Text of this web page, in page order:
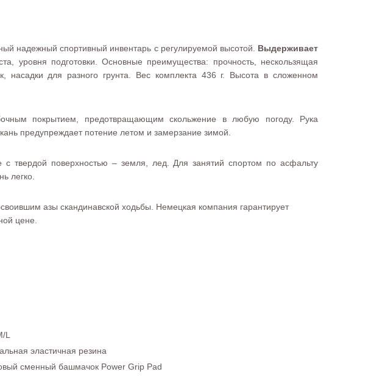
надежный спортивный инвентарь с регулируемой высотой. Выдерживает
уровня подготовки. Основные преимущества: прочность, нескользящая
насадки для разного грунта. Вес комплекта 436 г. Высота в сложенном
покрытием, предотвращающим скольжение в любую погоду. Рука
предупреждает потение летом и замерзание зимой.
с твердой поверхностью – земля, лед. Для занятий спортом по асфальту
легко.
азы скандинавской ходьбы. Немецкая компания гарантирует
цене.
L
эластичная резина
сменный башмачок Power Grip Pad